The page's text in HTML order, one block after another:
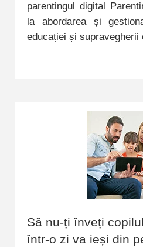
parentingul digital
la abordarea și
educației și
Să nu-ți înveți
într-o zi va ieși din